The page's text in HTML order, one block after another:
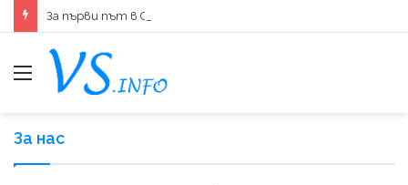
За първи път в Слънчев бряг: Какво да очакваме?
меню
За нас